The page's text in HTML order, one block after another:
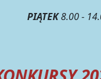
PIĄTEK8.00 -